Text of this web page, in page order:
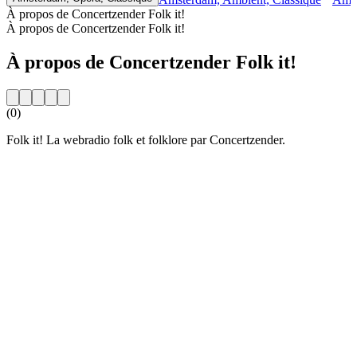
À propos de Concertzender Folk it!
À propos de Concertzender Folk it!
À propos de Concertzender Folk it!
(0)
Folk it! La webradio folk et folklore par Concertzender.